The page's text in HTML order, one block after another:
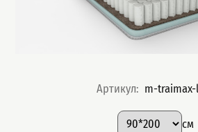
Артикул: m-
Подобрать
Размер:
см